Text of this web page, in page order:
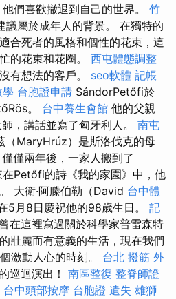
們喜歡撤退到自己的世界。 竹
議屬於成年人的背景。 在獨特的
合死者的風格和個性的花束，這
的花束和花圈。 西屯體態調整
有想法的客戶。 seo軟體 記帳
學 台胞證申請 SándorPetőfi於
。 台中養生會館 他的父親
，講話並寫了匈牙利人。 南屯
（MaryHrúz）是斯洛伐克的母
僅僅兩年後，一家人搬到了
Petőfi的詩《我的家園》中，他
大衛·阿滕伯勒（David 台中體
5月8日慶祝他的98歲生日。 記
在這裡寫過關於科學家普雷森特
壯麗而有意義的生活，現在我們
激動人心的時刻。 台北 撥筋 外
巡迴演出！ 南區整復 整脊師證
台中頭部按摩 台胞證 遺失 雄獅